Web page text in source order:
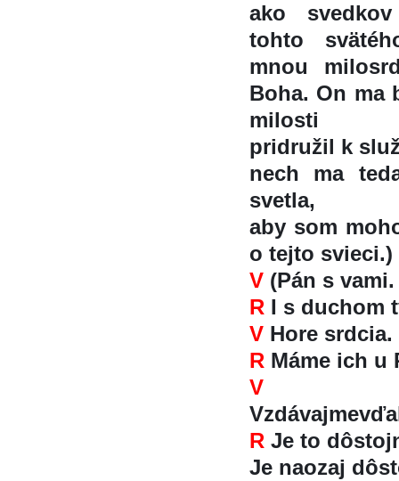
ako
tohto
mnou
Boha. On ma
milosti
pridružil k
nech ma
svetla,
aby som
o tejto svieci.)
V (Pán s vami.
R I s duchom
V Hore srdcia.
R Máme ich u
V
R Je to
Je naozaj